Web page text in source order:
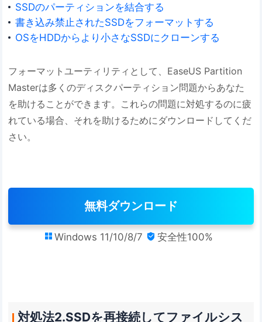
SSDのパーティションを結合する
書き込み禁止されたSSDをフォーマットする
OSをHDDからより小さなSSDにクローンする
フォーマットユーティリティとして、EaseUS Partition
Masterは多くのディスクパーティション問題からあなた
を助けることができます。これらの問題に対処するのに疲
れている場合、それを助けるためにダウンロードしてくだ
さい。
無料ダウンロード
 Windows 11/10/8/7  安全性100%
対処法2.SSDを再接続してファイルシス